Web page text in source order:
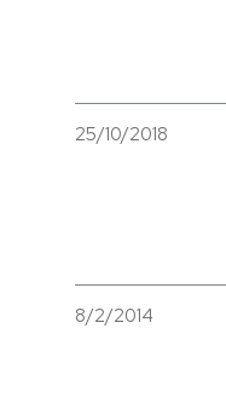
25/10/2018
8/2/2014